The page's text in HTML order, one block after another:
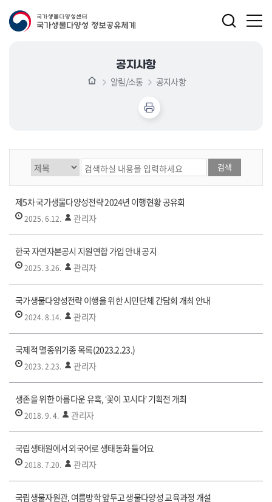
공지사항
알림/소통 공지사항
제5차 국가생물다양성전략 2024년 이행현황 공유회
2025. 6.12. 관리자
한국 자연자본공시 지원연합 가입 안내 공지
2025. 3.26. 관리자
국가생물다양성전략 이행을 위한 시민단체 간담회 개최 안내
2024. 8.14. 관리자
국제적 멸종위기종 목록(2023.2.23.)
2023. 2.23. 관리자
생존을 위한 아름다운 유혹, ‘꽃이 꼬시다’ 기획전 개최
2018. 9. 4. 관리자
국립생태원에서 외국어로 생태동화 들어요
2018. 7.20. 관리자
국립생물자원관, 여름방학 앞두고 생물다양성 교육과정 개설